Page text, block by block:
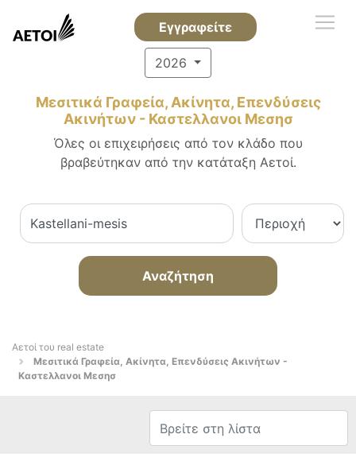
Εγγραφείτε
2026
Μεσιτικά Γραφεία, Ακίνητα, Επενδύσεις
Ακινήτων - Καστελλανοι Μεσησ
Όλες οι επιχειρήσεις από τον κλάδο που
βραβεύτηκαν από την κατάταξη Αετοί.
Αναζήτηση
Αετοί του real estate
Μεσιτικά Γραφεία, Ακίνητα, Επενδύσεις Ακινήτων -
Καστελλανοι Μεσησ